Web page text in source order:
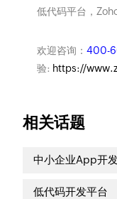
低代码平台，
欢迎咨询： 400-
验: https://
相关话题
中小企业App开
低代码开发平台